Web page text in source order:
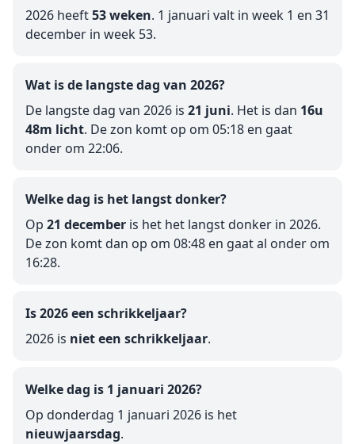
2026 heeft53 weken. 1 januari valt in week 1 en 31
december in week 53.
Wat is de langste dag van 2026?
De langste dag van 2026 is 21 juni. Het is dan 16u
48m licht. De zon komt op om 05:18 en gaat
onder om 22:06.
Welke dag is het langst donker?
Op 21 december is het het langst donker in 2026.
De zon komt dan op om 08:48 en gaat al onder om
16:28.
Is 2026 een schrikkeljaar?
2026 is niet een schrikkeljaar.
Welke dag is 1 januari 2026?
Op donderdag 1 januari 2026 is het
nieuwjaarsdag.